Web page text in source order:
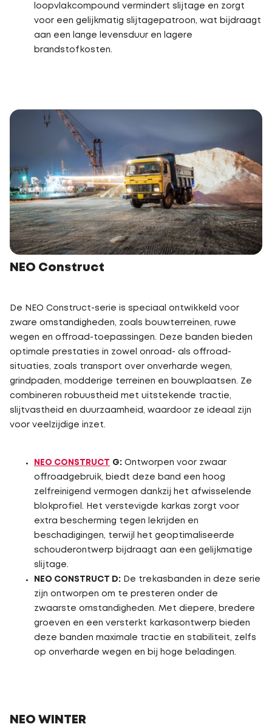
loopvlakcompound vermindert slijtage en zorgt
voor een gelijkmatig slijtagepatroon, wat bijdraagt
aan een lange levensduur en lagere
brandstofkosten.
NEO Construct
De NEO Construct-serie is speciaal ontwikkeld voor
zware omstandigheden, zoals bouwterreinen, ruwe
wegen en offroad-toepassingen. Deze banden bieden
optimale prestaties in zowel onroad- als offroad-
situaties, zoals transport over onverharde wegen,
grindpaden, modderige terreinen en bouwplaatsen. Ze
combineren robuustheid met uitstekende tractie,
slijtvastheid en duurzaamheid, waardoor ze ideaal zijn
voor veelzijdige inzet.
NEO CONSTRUCT G: Ontworpen voor zwaar
offroadgebruik, biedt deze band een hoog
zelfreinigend vermogen dankzij het afwisselende
blokprofiel. Het verstevigde karkas zorgt voor
extra bescherming tegen lekrijden en
beschadigingen, terwijl het geoptimaliseerde
schouderontwerp bijdraagt aan een gelijkmatige
slijtage.
NEO CONSTRUCT D: De trekasbanden in deze serie
zijn ontworpen om te presteren onder de
zwaarste omstandigheden. Met diepere, bredere
groeven en een versterkt karkasontwerp bieden
deze banden maximale tractie en stabiliteit, zelfs
op onverharde wegen en bij hoge beladingen.
NEO WINTER